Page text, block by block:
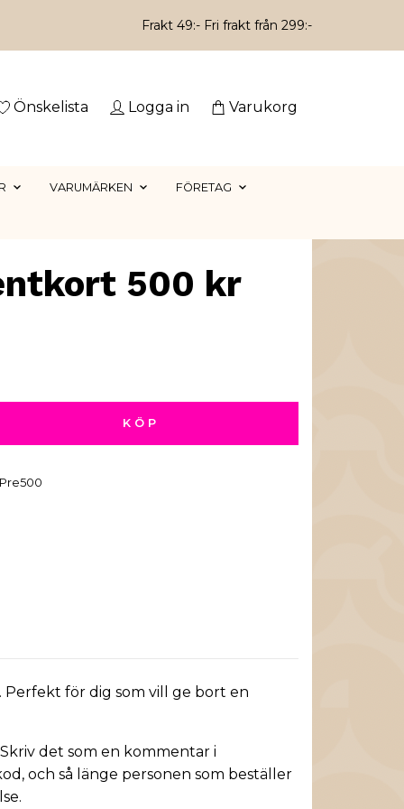
Frakt 49:- Fri frakt från 299:-
Önskelista Logga in Varukorg
VARUMÄRKEN FÖRETAG
500 kr
KÖP
Pre500
för dig som vill ge bort en
det som en kommentar i
och så länge personen som beställer